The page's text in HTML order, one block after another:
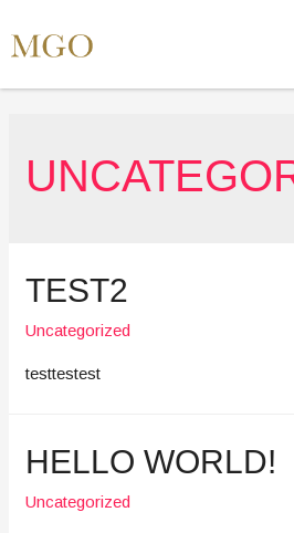
TEST2
Uncategorized
testtestest
HELLO WORLD!
Uncategorized